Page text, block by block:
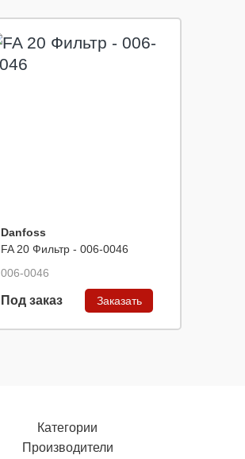
Danfoss
FA 20 Фильтр - 006-0046
006-0046
Под заказ Заказать
Категории
Производители